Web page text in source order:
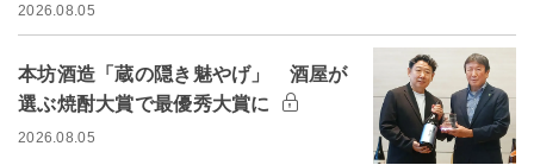
2026.08.05
本坊酒造「蔵の隠き魅やげ」 酒屋が
選ぶ焼酎大賞で最優秀大賞に
2026.08.05